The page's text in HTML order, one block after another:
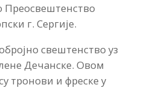
Преосвештенство
г. Сергије.
свештенство уз
Дечанске. Овом
тронови и фреске у